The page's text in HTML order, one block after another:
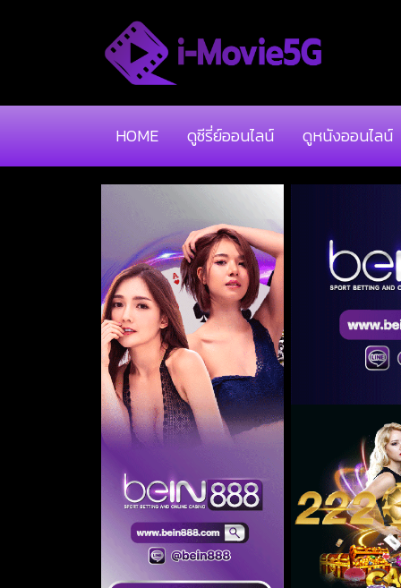
HOME ดูซีรี่ย์ออนไลน์ ดูหนังออนไลน์